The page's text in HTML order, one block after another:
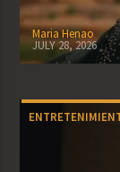
Maria Henao
JULY 28, 2026